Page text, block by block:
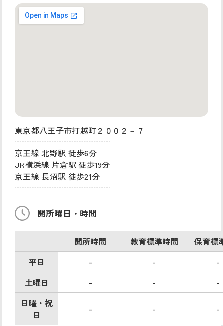
東京都八王子市打越町２００２－７
京王線 北野駅 徒歩6分
JR横浜線 片倉駅 徒歩19分
京王線 長沼駅 徒歩21分
開所曜日・時間
開所時間 教育標準時間
保育標
平日
- -
-
土曜日
- -
-
日曜・祝
日
- - -